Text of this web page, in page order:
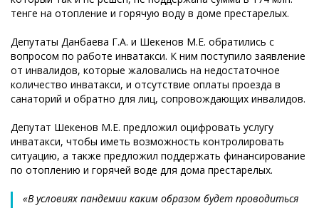
тенге на отопление и горячую воду в доме престарелых.
Депутаты Данбаева Г.А. и Шекенов М.Е. обратились с
вопросом по работе инватакси. К ним поступило заявление
от инвалидов, которые жаловались на недостаточное
количество инватакси, и отсутствие оплаты проезда в
санаторий и обратно для лиц, сопровождающих инвалидов.
Депутат Шекенов М.Е. предложил оцифровать услугу
инватакси, чтобы иметь возможность контролировать
ситуацию, а также предложил поддержать финансирование
по отоплению и горячей воде для дома престарелых.
«В условиях пандемии каким образом будет проводиться